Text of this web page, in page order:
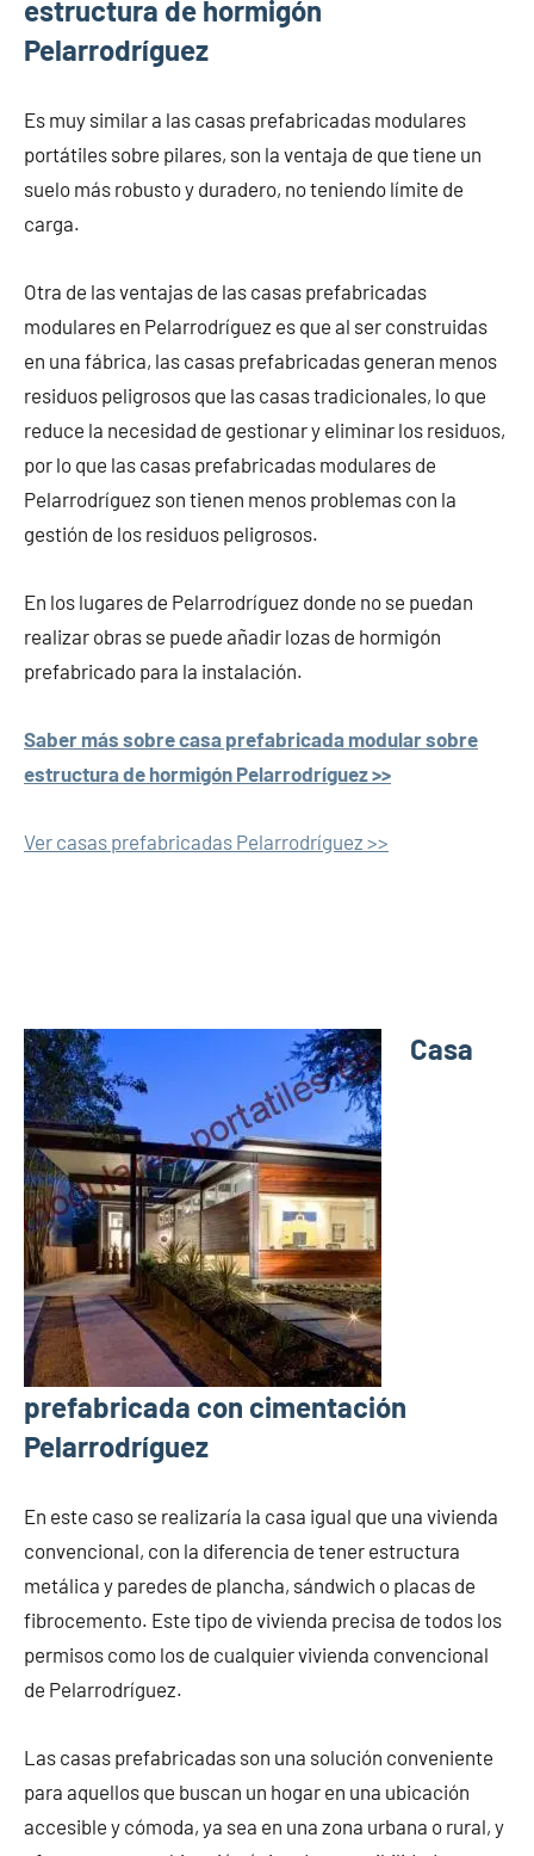
estructura de hormigón
Pelarrodríguez
Es muy similar a las casas prefabricadas modulares
portátiles sobre pilares, son la ventaja de que tiene un
suelo más robusto y duradero, no teniendo límite de
carga.
Otra de las ventajas de las casas prefabricadas
modulares en Pelarrodríguez es que al ser construidas
en una fábrica, las casas prefabricadas generan menos
residuos peligrosos que las casas tradicionales, lo que
reduce la necesidad de gestionar y eliminar los residuos,
por lo que las casas prefabricadas modulares de
Pelarrodríguez son tienen menos problemas con la
gestión de los residuos peligrosos.
En los lugares de Pelarrodríguez donde no se puedan
realizar obras se puede añadir lozas de hormigón
prefabricado para la instalación.
Saber más sobre casa prefabricada modular sobre
estructura de hormigón Pelarrodríguez >>
Ver casas prefabricadas Pelarrodríguez >>
Casa
prefabricada con cimentación
Pelarrodríguez
En este caso se realizaría la casa igual que una vivienda
convencional, con la diferencia de tener estructura
metálica y paredes de plancha, sándwich o placas de
fibrocemento. Este tipo de vivienda precisa de todos los
permisos como los de cualquier vivienda convencional
de Pelarrodríguez.
Las casas prefabricadas son una solución conveniente
para aquellos que buscan un hogar en una ubicación
accesible y cómoda, ya sea en una zona urbana o rural, y